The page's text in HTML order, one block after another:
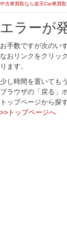
中古車買取なら楽天Car車買取
エラーが
お手数ですが次のい
なおリンクをクリッ
ります。
少し時間を置いても
ブラウザの「戻る」
トップページから探
>>トップページへ